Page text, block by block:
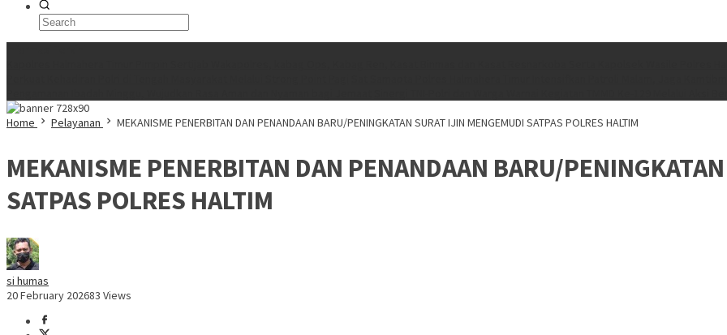
Home
Pelayanan MEKANISME PENERBITAN DAN PENANDAAN BARU/PENINGKATAN SURAT IJIN MENGEMUDI SATPAS POLRES HALTIM
MEKANISME PENERBITAN DAN PENANDAAN BARU/
SATPAS POLRES HALTIM
si humas
20 February 202683 Views